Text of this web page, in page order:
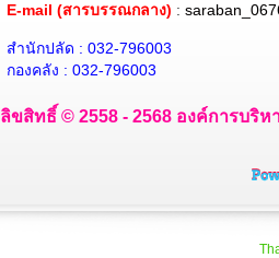
E-mail (สารบรรณกลาง) :
สำนักปลัด : 032-796003
กองคลัง : 032-796003
ลิขสิทธิ์ © 2558 - 2568 องค์การบริ